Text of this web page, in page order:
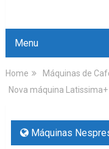
Menu
Home Máquinas de
Nova máquina
Máquinas